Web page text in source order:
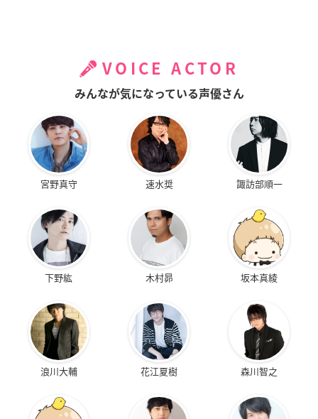
VOICE ACTOR
みんなが気になっている声優さん
宮野真守 速水奨 諏訪部順一
下野紘 木村昴 坂本真綾
浪川大輔 花江夏樹 森川智之